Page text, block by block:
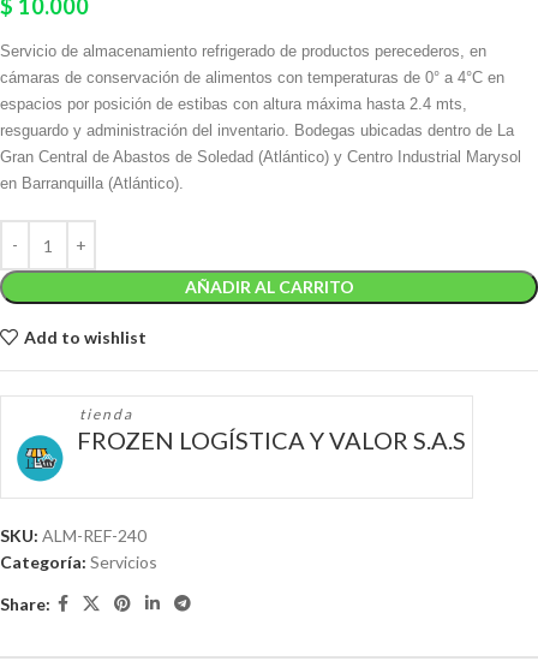
$ 10.000
Servicio de almacenamiento refrigerado de productos perecederos, en
cámaras de conservación de alimentos con temperaturas de 0° a 4°C en
espacios por posición de estibas con altura máxima hasta 2.4 mts,
resguardo y administración del inventario. Bodegas ubicadas dentro de La
Gran Central de Abastos de Soledad (Atlántico) y Centro Industrial Marysol
en Barranquilla (Atlántico).
AÑADIR AL CARRITO
Add to wishlist
tienda
FROZEN LOGÍSTICA Y VALOR S.A.S
SKU: ALM-REF-240
Categoría: Servicios
Share: